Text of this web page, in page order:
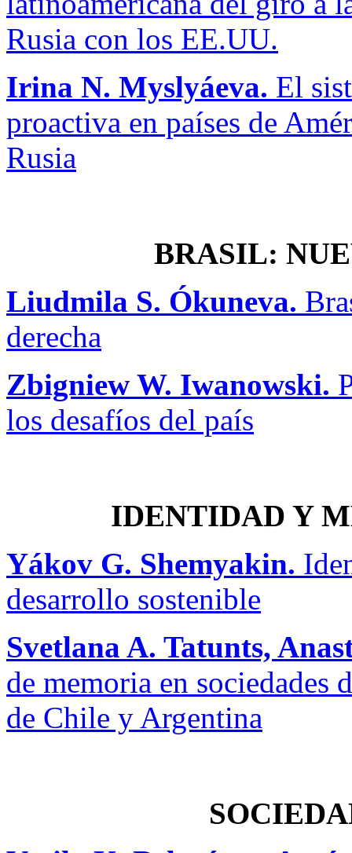
Rusia con los EE.UU.
Irina N. Myslyáeva. El
proactiva en países de
Rusia
BRASIL:
Liudmila S. Ókuneva.
derecha
Zbigniew W. Iwanowski.
los desafíos del país
IDENTIDAD Y
Yákov G. Shemyakin.
desarrollo sostenible
Svetlana A. Tatunts,
de memoria en sociedades
de Chile y Argentina